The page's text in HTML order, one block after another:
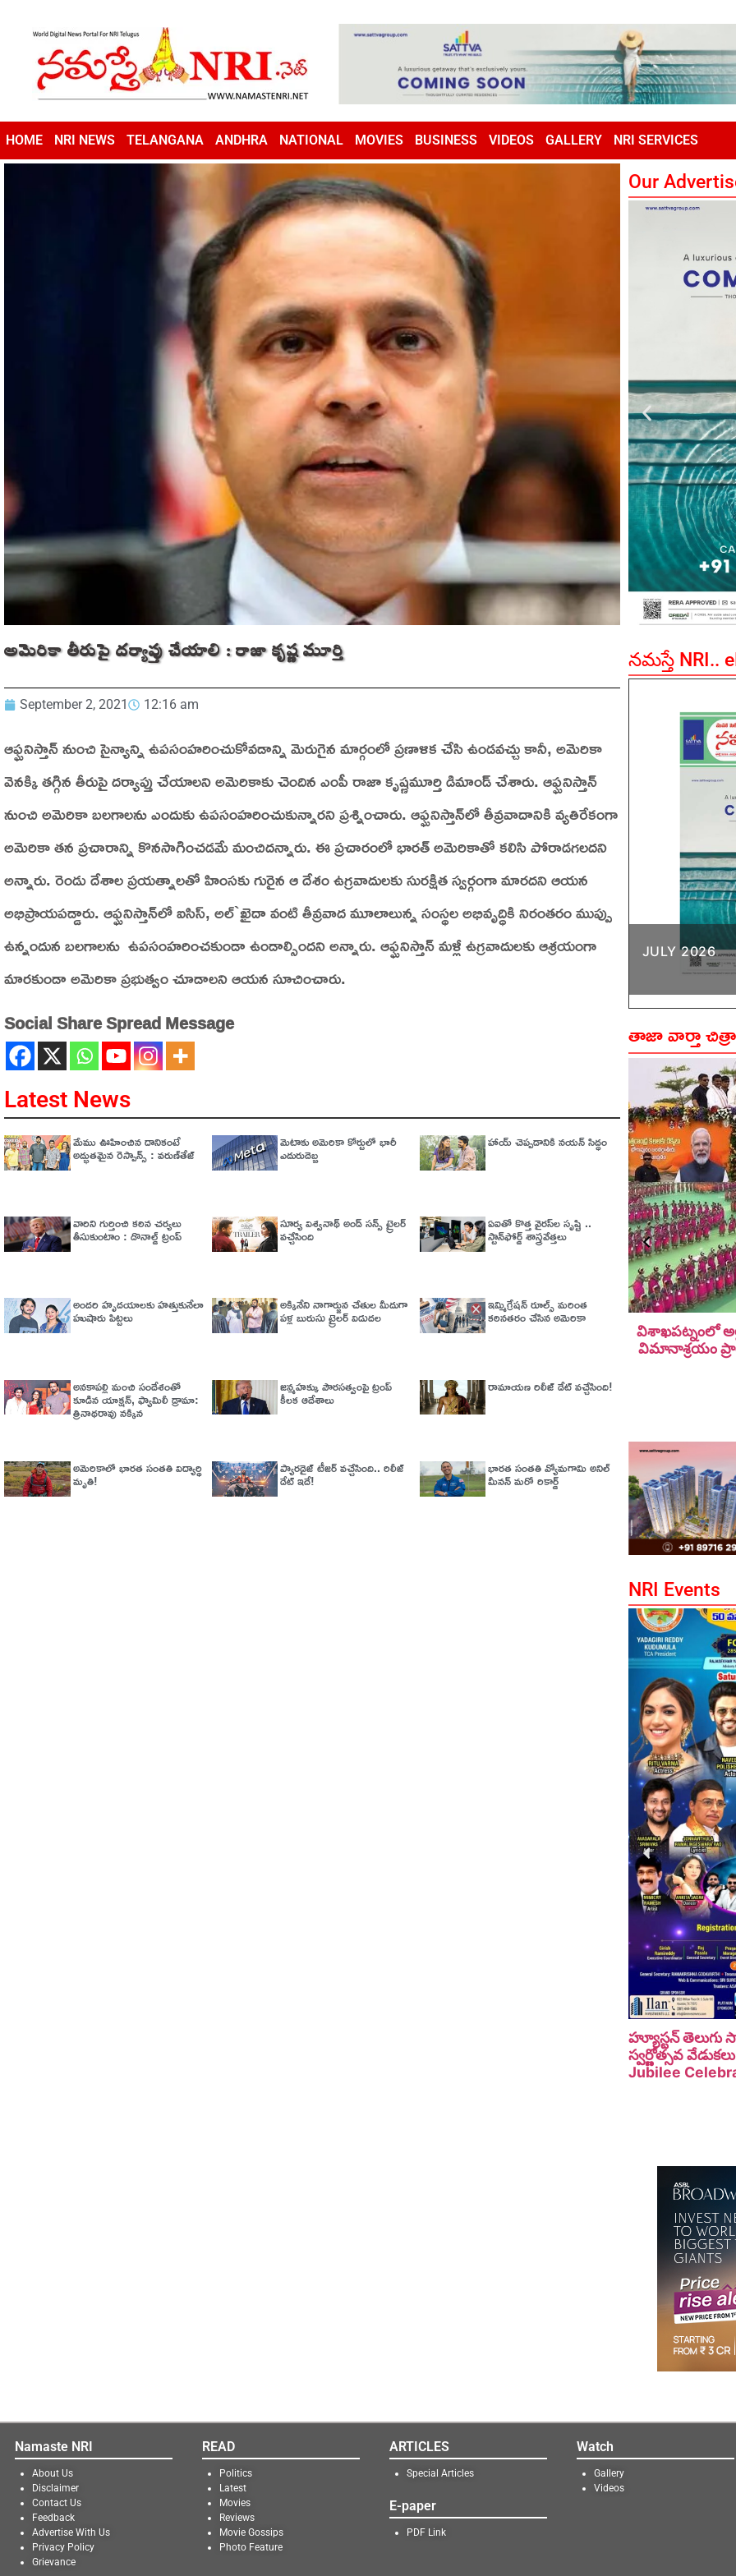
HOME NRI NEWS TELANGANA ANDHRA NATIONAL MOVIES BUSINESS VIDEOS GALLERY NRI SERVICES
అమెరికా తీరుపై దర్యాప్తు చేయాలి : రాజా కృష్ణ మూర్తి
September 2, 2021 12:16 am
ఆఫ్ఘనిస్తాన్‌ నుంచి సైన్యాన్ని ఉపసంహరించుకోవడాన్ని మెరుగైన మార్గంలో ప్రణాళిక చేసి ఉండవచ్చు కానీ, అమెరికా
వెనక్కి తగ్గిన తీరుపై దర్యాప్తు చేయాలని అమెరికాకు చెందిన ఎంపీ రాజా కృష్ణమూర్తి డిమాండ్‌ చేశారు. ఆఫ్ఘనిస్తాన్‌
నుంచి అమెరికా బలగాలను ఎందుకు ఉపసంహరించుకున్నారని ప్రశ్నించారు. ఆఫ్ఘనిస్తాన్‌లో తీవ్రవాదానికి వ్యతిరేకంగా
అమెరికా తన ప్రచారాన్ని కొనసాగించడమే మంచిదన్నారు. ఈ ప్రచారంలో భారత్‌ అమెరికాతో కలిసి పోరాడగలదని
అన్నారు. రెండు దేశాల ప్రయత్నాలతో హింసకు గురైన ఆ దేశం ఉగ్రవాదులకు సురక్షిత స్వర్గంగా మారదని ఆయన
అభిప్రాయపడ్డారు. ఆఫ్ఘనిస్తాన్‌లో ఐసిస్‌, అల్‌`ఖైదా వంటి తీవ్రవాద మూలాలున్న సంస్థల అభివృద్ధికి నిరంతరం ముప్పు
ఉన్నందున బలగాలను ఉపసంహరించకుండా ఉండాల్సిందని అన్నారు. ఆఫ్ఘనిస్తాన్‌ మళ్లీ ఉగ్రవాదులకు ఆశ్రయంగా
మారకుండా అమెరికా ప్రభుత్వం చూడాలని ఆయన సూచించారు.
Social Share Spread Message
Latest News
మేము ఊహించిన దానికంటే
అద్భుతమైన రెస్పాన్స్ : వరుణ్‌తేజ్‌
మెటాకు అమెరికా కోర్టులో భారీ
ఎదురుదెబ్బ
హాయ్ చెప్పడానికి నయన్ సిద్ధం
వారిని గుర్తించి కఠిన చర్యలు
తీసుకుంటాం : డొనాల్డ్ ట్రంప్
సూర్య విశ్వనాథ్ అండ్ సన్స్ ట్రైలర్
వచ్చేసింది
ఏఐతో కొత్త వైరస్‌ల సృష్టి ..
స్టాన్‌ఫోర్డ్‌ శాస్త్రవేత్తలు
అందరి హృదయాలకు హత్తుకునేలా
హుషారు పిట్టలు
అక్కినేని నాగార్జున చేతుల మీదుగా
పళ్ల బురుసు ట్రైలర్‌ విడుదల
ఇమ్మిగ్రేషన్‌ రూల్స్‌ మరింత
కఠినతరం చేసిన అమెరికా
అనకాపల్లి మంచి సందేశంతో
కూడిన యాక్షన్, ఫ్యామిలీ డ్రామా:
త్రినాథరావు నక్కిన
జన్మహక్కు పౌరసత్వంపై ట్రంప్
కీలక ఆదేశాలు
రామాయణ రిలీజ్ డేట్ వచ్చేసింది!
అమెరికాలో భార‌త సంత‌తి విద్యార్థి
మృతి!
ప్యారడైజ్‌ టీజర్‌ వచ్చేసింది.. రిలీజ్‌
డేట్‌ ఇదే!
భారత సంతతి వ్యోమగామి అనిల్‌
మీనన్‌ మరో రికార్డ్‌
Our
నమస్తే NRI..
JULY 2026
తాజా వార్తా
విశాఖపట్నంలో
విమానాశ్ర‌యం
NRI Events
హ్యూస్టన్
స్వర్ణోత్సవ
Jubilee
Namaste NRI
About Us
Disclaimer
Contact Us
Feedback
Advertise With Us
Privacy Policy
Grievance
READ
Politics
Latest
Movies
Reviews
Movie Gossips
Photo Feature
ARTICLES
Special Articles
E-paper
PDF Link
Watch
Gallery
Videos